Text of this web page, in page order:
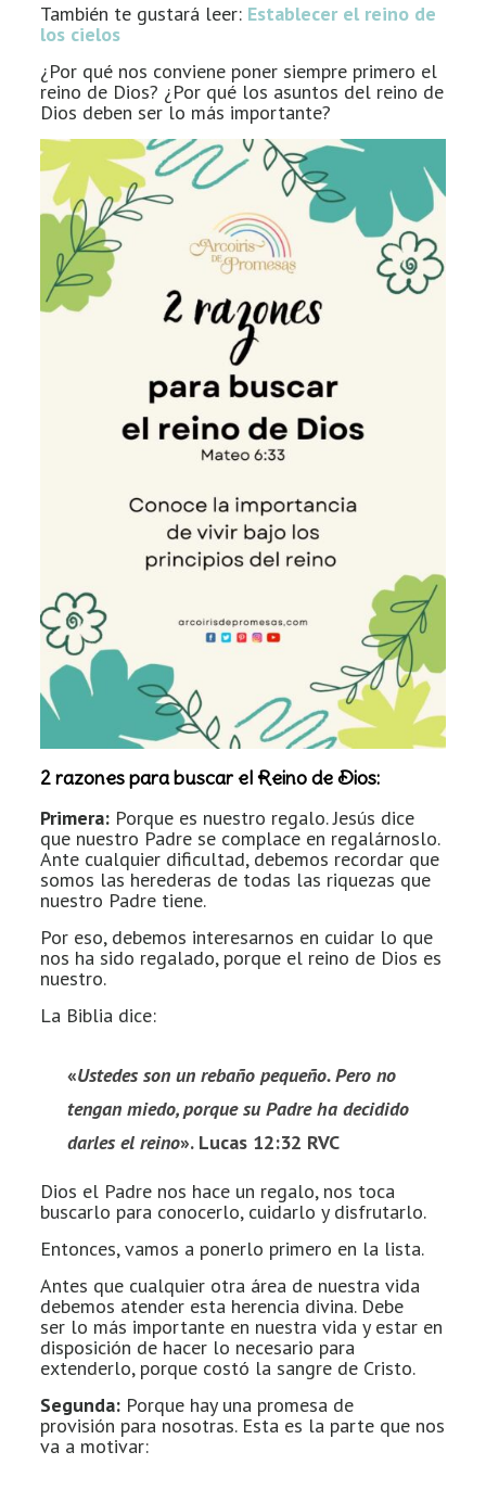
También te gustará leer: Establecer el reino de
los cielos
¿Por qué nos conviene poner siempre primero el
reino de Dios? ¿Por qué los asuntos del reino de
Dios deben ser lo más importante?
2 razones para buscar el Reino de Dios:
Primera:Porque es nuestro regalo. Jesús dice
que nuestro Padre se complace en regalárnoslo.
Ante cualquier dificultad, debemos recordar que
somos las herederas de todas las riquezas que
nuestro Padre tiene.
Por eso, debemos interesarnos en cuidar lo que
nos ha sido regalado, porque el reino de Dios es
nuestro.
La Biblia dice:
«Ustedes son un rebaño pequeño. Pero no
tengan miedo, porque su Padre ha decidido
darles el reino». Lucas 12:32 RVC
Dios el Padre nos hace un regalo, nos toca
buscarlo para conocerlo, cuidarlo y disfrutarlo.
Entonces, vamos a ponerlo primero en la lista.
Antes que cualquier otra área de nuestra vida
debemos atender esta herencia divina. Debe
ser lo más importante en nuestra vida y estar en
disposición de hacer lo necesario para
extenderlo, porque costó la sangre de Cristo.
Segunda:Porque hay una promesa de
provisión para nosotras. Esta es la parte que nos
va a motivar: